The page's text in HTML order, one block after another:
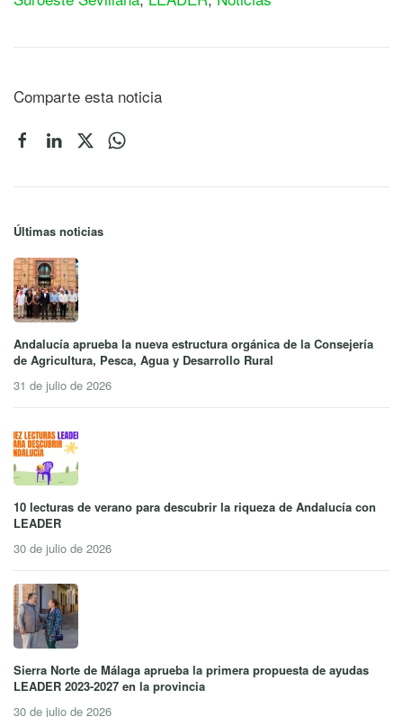
Comparte esta noticia
Últimas noticias
Andalucía aprueba la nueva estructura orgánica de la Consejería
de Agricultura, Pesca, Agua y Desarrollo Rural
31 de julio de 2026
10 lecturas de verano para descubrir la riqueza de Andalucía con
LEADER
30 de julio de 2026
Sierra Norte de Málaga aprueba la primera propuesta de ayudas
LEADER 2023-2027 en la provincia
30 de julio de 2026